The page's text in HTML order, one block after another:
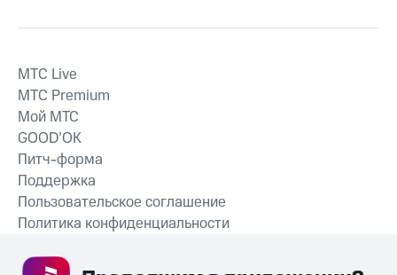
MTС Live
MTС Premium
Мой МТС
GOOD’OK
Питч-форма
Поддержка
Пользовательское соглашение
Политика конфиденциальности